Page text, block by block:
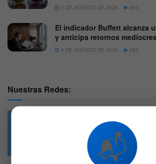
2 DE AGOSTO DE 2026 680
El indicador Buffett alcanza
y anticipa retornos mediocres
3 DE AGOSTO DE 2026 583
Nuestras Redes:
4.7k
Followers
📬